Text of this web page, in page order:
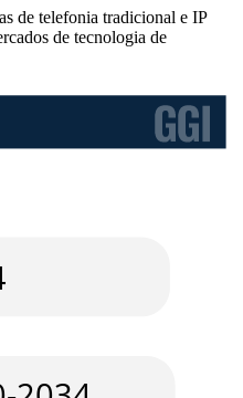
de telefonia tradicional e IP
de tecnologia de